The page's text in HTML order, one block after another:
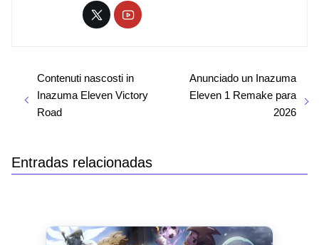
Contenuti nascosti in
Inazuma Eleven Victory
Road
Anunciado un Inazuma
Eleven 1 Remake para
2026
Entradas relacionadas